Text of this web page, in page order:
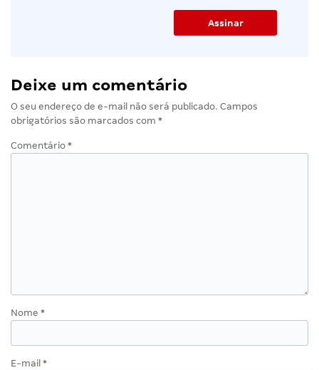
Deixe um comentário
O seu endereço de e-mail não será publicado. Campos
obrigatórios são marcados com *
Comentário *
Nome *
E-mail *